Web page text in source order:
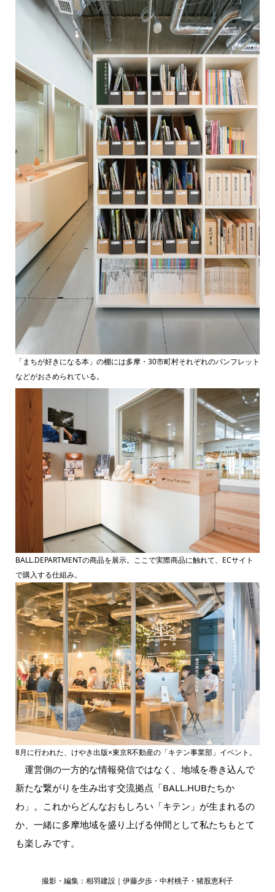
「まちが好きになる本」の棚には多摩・30市町村それぞれのパンフレット
などがおさめられている。
BALL.DEPARTMENTの商品を展示。ここで実際商品に触れて、ECサイト
で購入する仕組み。
8月に行われた、けやき出版×東京R不動産の「キテン事業部」イベント。
運営側の一方的な情報発信ではなく、地域を巻き込んで
新たな繋がりを生み出す交流拠点「BALL.HUBたちか
わ」。これからどんなおもしろい「キテン」が生まれるの
か、一緒に多摩地域を盛り上げる仲間として私たちもとて
も楽しみです。
撮影・編集：相羽建設｜伊藤夕歩・中村桃子・猪股恵利子